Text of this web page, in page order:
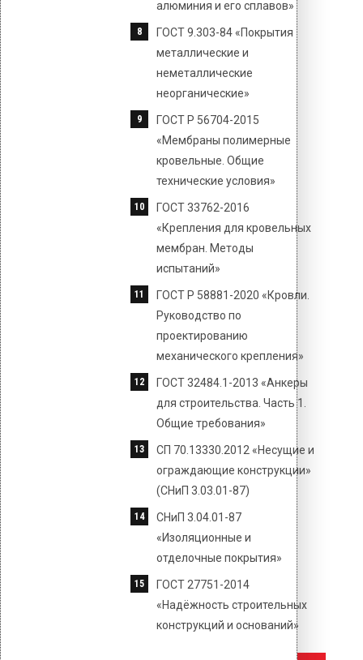
алюминия и его сплавов»
ГОСТ 9.303-84 «Покрытия
металлические и
неметаллические
неорганические»
ГОСТ Р 56704-2015
«Мембраны полимерные
кровельные. Общие
технические условия»
ГОСТ 33762-2016
«Крепления для кровельных
мембран. Методы
испытаний»
ГОСТ Р 58881-2020 «Кровли.
Руководство по
проектированию
механического крепления»
ГОСТ 32484.1-2013 «Анкеры
для строительства. Часть 1.
Общие требования»
СП 70.13330.2012 «Несущие и
ограждающие конструкции»
(СНиП 3.03.01-87)
СНиП 3.04.01-87
«Изоляционные и
отделочные покрытия»
ГОСТ 27751-2014
«Надёжность строительных
конструкций и оснований»